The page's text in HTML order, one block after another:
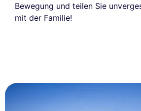
Bewegung und teilen Sie
mit der Familie!